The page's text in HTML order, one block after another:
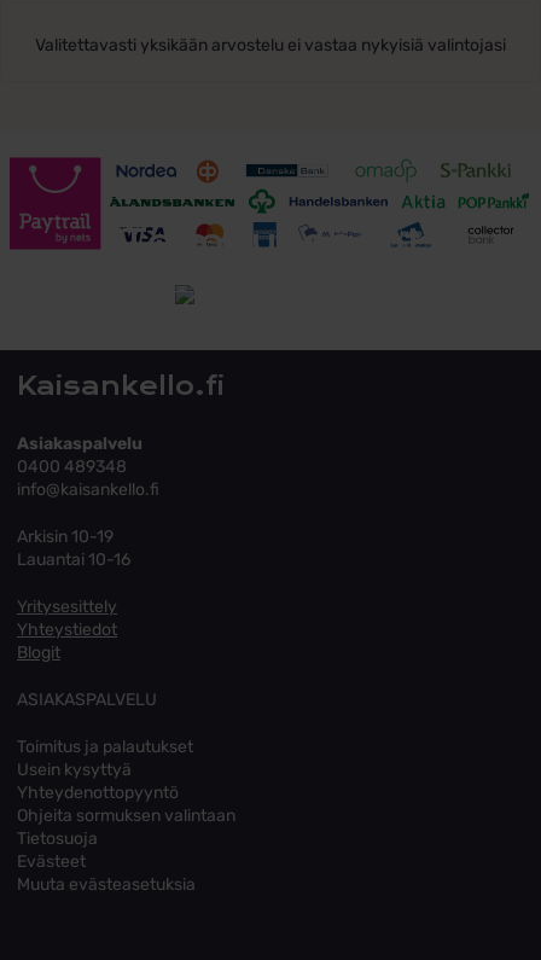
Valitettavasti yksikään arvostelu ei vastaa nykyisiä valintojasi
Toimitusehdot
Kaisankello.fi
Asiakaspalvelu
0400 489348
info@kaisankello.fi
Arkisin 10-19
Lauantai 10-16
Yritysesittely
Yhteystiedot
Blogit
ASIAKASPALVELU
Toimitus ja palautukset
Usein kysyttyä
Yhteydenottopyyntö
Ohjeita sormuksen valintaan
Tietosuoja
Evästeet
Muuta evästeasetuksia